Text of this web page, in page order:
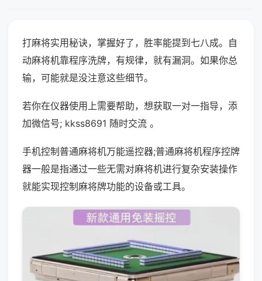
打麻将实用秘诀，掌握好了，胜率能提到七八成。自
动麻将机靠程序洗牌，有规律，就有漏洞。如果你总
输，可能就是没注意这些细节。
若你在仪器使用上需要帮助，想获取一对一指导，添
加微信号; kkss8691 随时交流 。
手机控制普通麻将机万能遥控器;普通麻将机程序控牌
器一般是指通过一些无需对麻将机进行复杂安装操作
就能实现控制麻将牌功能的设备或工具。